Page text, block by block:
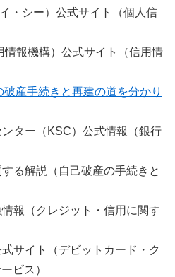
・シー）公式サイト（個人信
情報機構）公式サイト（信用情
産手続きと再建の道を分かり
ター（KSC）公式情報（銀行
る解説（自己破産の手続きと
報（クレジット・信用に関す
サイト（デビットカード・ク
ビス）